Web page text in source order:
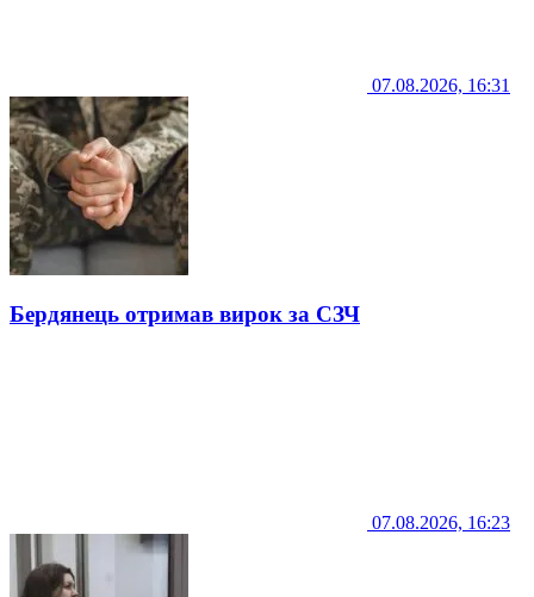
07.08.2026, 16:31
Бердянець отримав вирок за СЗЧ
07.08.2026, 16:23